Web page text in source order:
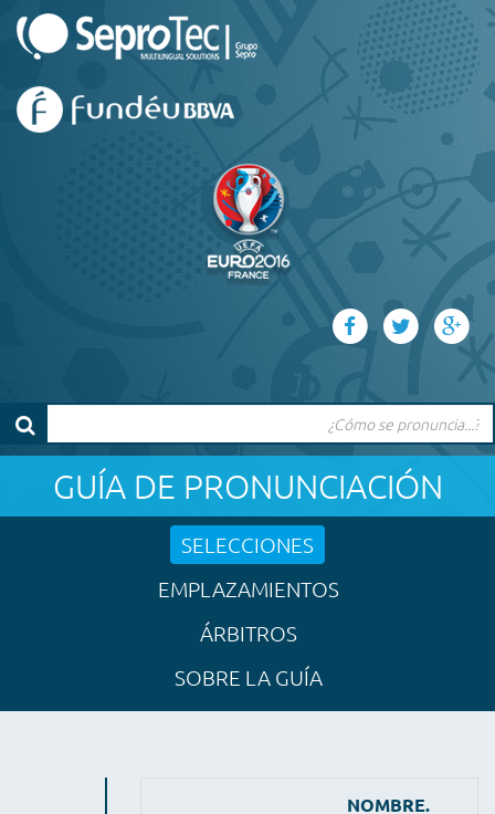
GUÍA DE PRONUNCIACIÓN
SELECCIONES
EMPLAZAMIENTOS
ÁRBITROS
SOBRE LA GUÍA
NOMBRE.